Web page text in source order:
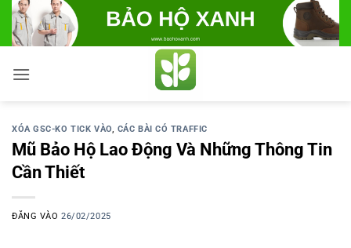
Bỏ
qua
nội
dung
XÓA GSC-KO TICK VÀO, CÁC BÀI CÓ TRAFFIC
Mũ Bảo Hộ Lao Động Và Những Thông Tin
Cần Thiết
ĐĂNG VÀO26/02/2025